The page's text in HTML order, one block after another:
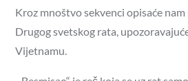
Kroz mnoštvo sekvenci opisaće
Drugog svetskog rata,
Vijetnamu.